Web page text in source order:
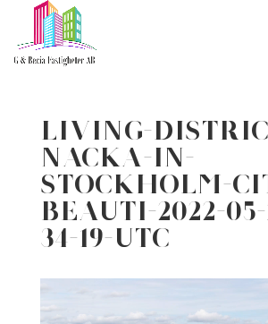
Living-
Nacka-In-
Stockholm-
Beauti-2022-05-
34-19-Utc
Videospelare